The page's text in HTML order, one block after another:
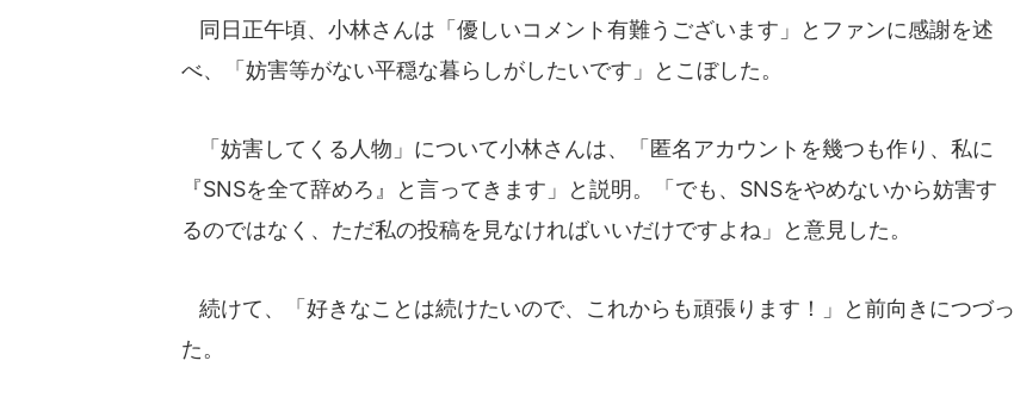
同日正午頃、小林さんは「優しいコメント有難うございます」とファンに感謝を述
べ、「妨害等がない平穏な暮らしがしたいです」とこぼした。
「妨害してくる人物」について小林さんは、「匿名アカウントを幾つも作り、私に
『SNSを全て辞めろ』と言ってきます」と説明。「でも、SNSをやめないから妨害す
るのではなく、ただ私の投稿を見なければいいだけですよね」と意見した。
続けて、「好きなことは続けたいので、これからも頑張ります！」と前向きにつづっ
た。